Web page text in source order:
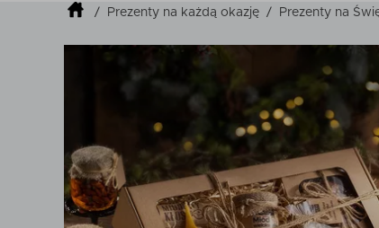
/ Prezenty na każdą okazję / Prezenty na